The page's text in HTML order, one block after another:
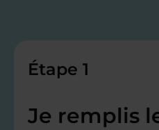
Étape 1
Je remplis